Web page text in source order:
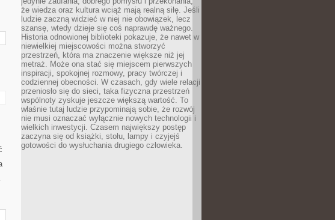
że wiedza oraz kultura wciąż mają realną siłę. Jeśli
ludzie zaczną widzieć w niej nie obowiązek, lecz
szansę, wtedy dzieje się coś naprawdę ważnego.
Historia odnowionej biblioteki pokazuje, że nawet w
niewielkiej miejscowości można stworzyć
przestrzeń, która ma znaczenie większe niż jej
metraż. Może ona stać się miejscem pierwszych
inspiracji, spokojnej rozmowy, pracy twórczej i
codziennej obecności. W czasach, gdy wiele relacji
przeniosło się do sieci, taka fizyczna przestrzeń
wspólnoty zyskuje jeszcze większą wartość. To
właśnie tutaj ludzie przypominają sobie, że rozwój
nie musi oznaczać wyłącznie nowych technologii i
wielkich inwestycji. Czasem największy postęp
zaczyna się od książki, stołu, lampy i czyjejś
gotowości do wysłuchania drugiego człowieka.